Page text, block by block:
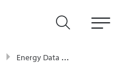
Energy Data